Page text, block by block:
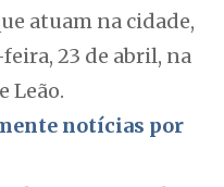
atuam na cidade,
23 de abril, na
Leão.
notícias por